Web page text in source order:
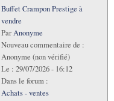
Buffet Crampon Prestige à
vendre
ParAnonyme
Nouveau commentaire de :
Anonyme (non vérifié)
Le : 29/07/2026 - 16:12
Dans le forum :
Achats - ventes